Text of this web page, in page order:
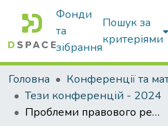
Фонди
та
зібрання
Пошук за
критеріями
Головна
Тези конференцій - 2024
Проблеми правового регулюваня державної соціальної допомоги при народжені дитини